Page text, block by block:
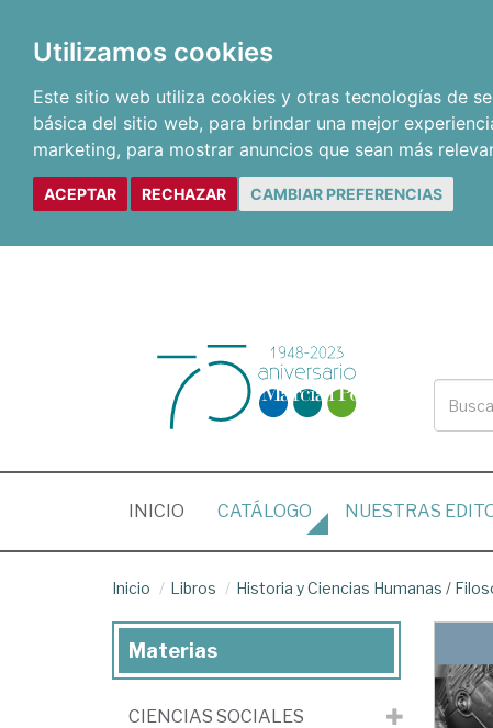
Utilizamos cookies
Este sitio web utiliza cookies y otras tecnologías de
básica del sitio web, para brindar una mejor
marketing, para mostrar anuncios que sean más
ACEPTAR RECHAZAR CAMBIAR PREFERENCIAS
INICIO (CURRENT)
CATÁLOGO NUESTRAS
Inicio Libros Historia y Ciencias Humanas /
Materias
CIENCIAS SOCIALES